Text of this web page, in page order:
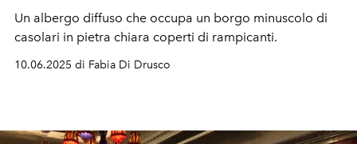
Un albergo diffuso che occupa un borgo minuscolo di
casolari in pietra chiara coperti di rampicanti.
10.06.2025 di Fabia Di Drusco